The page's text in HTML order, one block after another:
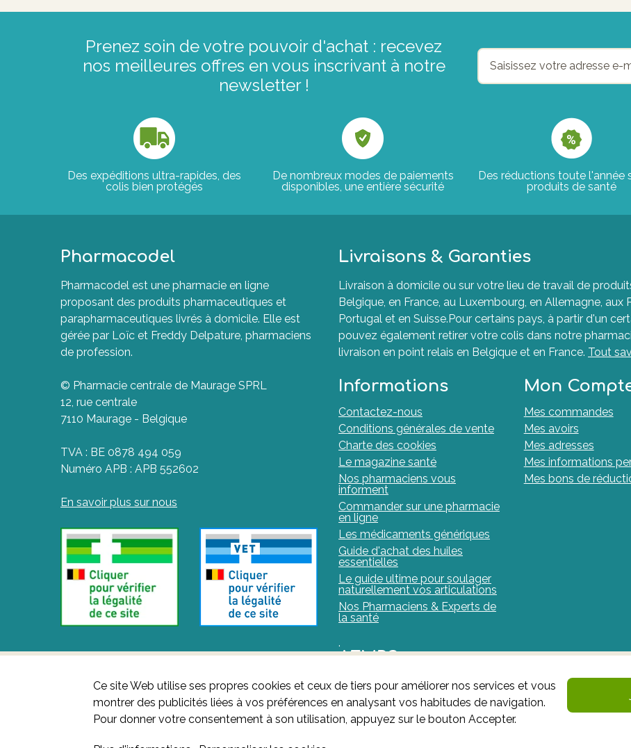
Prenez soin de votre pouvoir d'achat : recevez
nos meilleures offres en vous inscrivant à notre
newsletter !
Des expéditions ultra-rapides, des
colis bien protégés
De nombreux modes de paiements
disponibles, une entière sécurité
Des réductions toute l'année
produits de santé
Pharmacodel
Pharmacodel est une pharmacie en ligne
proposant des produits pharmaceutiques et
parapharmaceutiques livrés à domicile. Elle est
gérée par Loïc et Freddy Delpature, pharmaciens
de profession.
© Pharmacie centrale de Maurage SPRL
12, rue centrale
7110 Maurage - Belgique
TVA : BE 0878 494 059
Numéro APB : APB 552602
En savoir plus sur nous
Livraisons & Garanties
Livraison à domicile ou sur votre lieu de travail de
Belgique, en France, au Luxembourg, en Allemagne, aux
Portugal et en Suisse.Pour certains pays, à partir d'un
pouvez également retirer votre colis dans notre
livraison en point relais en Belgique et en France. Tout
Ce site Web utilise ses propres cookies et ceux de tiers pour améliorer nos services et vous
montrer des publicités liées à vos préférences en analysant vos habitudes de navigation.
Pour donner votre consentement à son utilisation, appuyez sur le bouton Accepter.
Informations
Contactez-nous
Conditions générales de vente
Charte des cookies
Le magazine santé
Nos pharmaciens vous
informent
Commander sur une pharmacie
en ligne
Les médicaments génériques
Guide d'achat des huiles
essentielles
Le guide ultime pour soulager
naturellement vos articulations
Nos Pharmaciens & Experts de
la santé
.
Mon
Mes commandes
Mes avoirs
Mes adresses
Mes informations
Mes bons de
AFMPS
L'AFMPS est l’autorité compétente en matière de
site est sous son contrôle. Agence fédérale des
: Avenue Galilée 5/03 1210 Bruxelles